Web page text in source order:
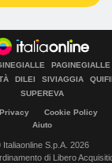
PAGINEGIALLE
DILEI SIVIAGGIA
SUPEREVA
Privacy Cookie Policy
Aiuto
Italiaonline S.p.A. 2026
di Libero